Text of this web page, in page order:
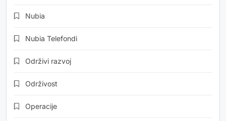
Nubia
Nubia Telefondi
Održivi razvoj
Održivost
Operacije